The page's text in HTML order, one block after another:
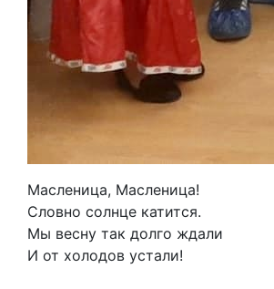
Масленица, Масленица!
Словно солнце катится.
Мы весну так долго ждали
И от холодов устали!